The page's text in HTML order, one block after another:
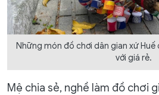
Những món đồ chơi dân gian xứ Huế
với giá rẻ.
Mệ chia sẻ, nghề làm đồ chơi